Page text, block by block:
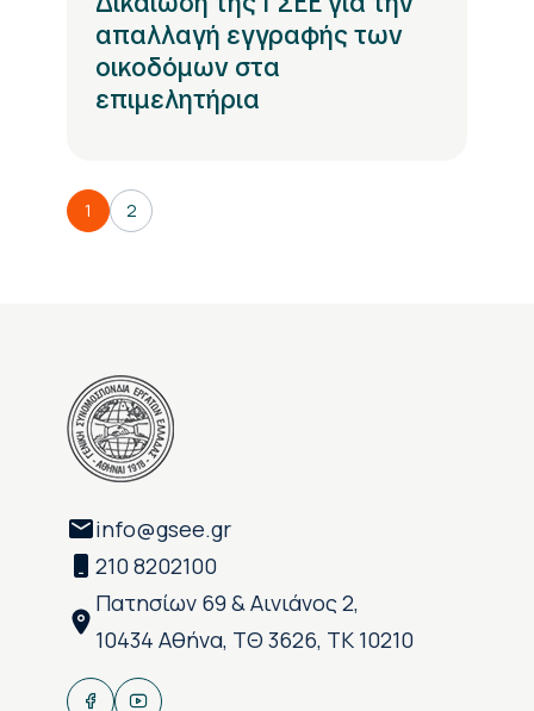
απαλλαγή εγγραφής των
οικοδόμων στα
επιμελητήρια
1 2
info@gsee.gr
210 8202100
Πατησίων 69 & Αινιάνος 2,
10434 Αθήνα, ΤΘ 3626, ΤΚ 10210